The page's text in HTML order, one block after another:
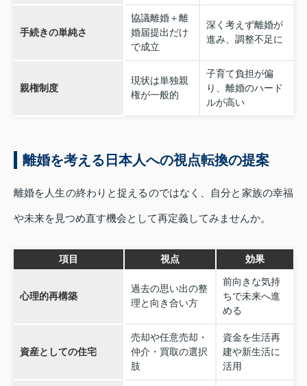
手続きの単純さ
協議離婚＋離
婚届提出だけ
で成立
深く考えず離婚が
進み、調整不足に
親権制度
現状は単独親
権が一般的
子育て負担が偏
り、離婚のハード
ルが高い
離婚を考える日本人への視点転換の提案
離婚を人生の終わりと捉えるのではなく、自分と家族の幸福
や未来を見つめ直す機会として再定義してみませんか。
項目 視点 効果
心理的再構築
過去の思い出の整
理と向き合い方
前向きな気持
ちで未来へ進
める
資産としての住宅
売却や任意売却・
仲介・買取の選択
肢
資金を生活再
建や新生活に
活用